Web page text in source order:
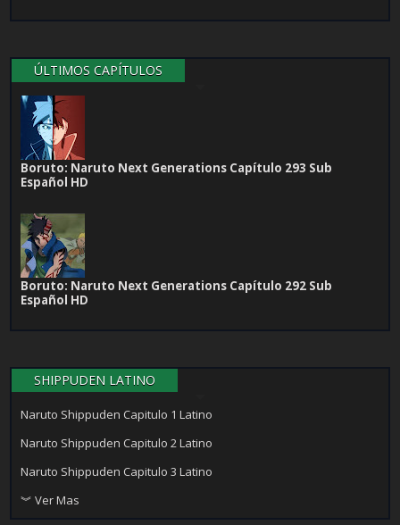
ÚLTIMOS CAPÍTULOS
Boruto: Naruto Next Generations Capítulo 293 Sub
Español HD
Boruto: Naruto Next Generations Capítulo 292 Sub
Español HD
SHIPPUDEN LATINO
Naruto Shippuden Capitulo 1 Latino
Naruto Shippuden Capitulo 2 Latino
Naruto Shippuden Capitulo 3 Latino
︾ Ver Mas